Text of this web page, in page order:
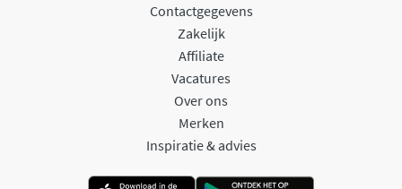
Contactgegevens
Zakelijk
Affiliate
Vacatures
Over ons
Merken
Inspiratie & advies